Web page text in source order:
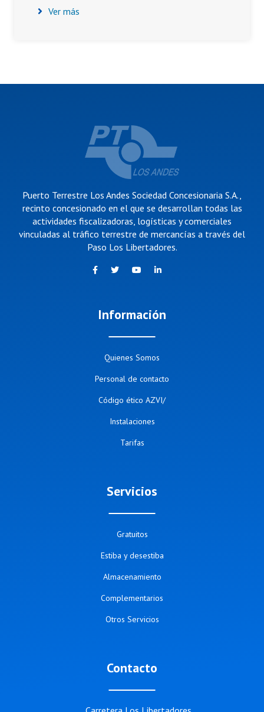
Ver más
Puerto Terrestre Los Andes Sociedad Concesionaria S.A.,
recinto concesionado en el que se desarrollan todas las
actividades fiscalizadoras, logísticas y comerciales
vinculadas al tráfico terrestre de mercancías a través del
Paso Los Libertadores.
Información
Quienes Somos
Personal de contacto
Código ético AZVI/
Instalaciones
Tarifas
Servicios
Gratuitos
Estiba y desestiba
Almacenamiento
Complementarios
Otros Servicios
Contacto